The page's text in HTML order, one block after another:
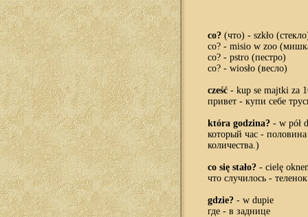
co? (что) - szkło
co? - misio w zoo
co? - pstro (пестро)
co? - wiosło (весло)
cześć - kup se majtki za
привет - купи себе
która godzina? - w pół
который час -
количества.)
co się stało? - cielę
что случилось -
gdzie? - w dupie
где - в заднице